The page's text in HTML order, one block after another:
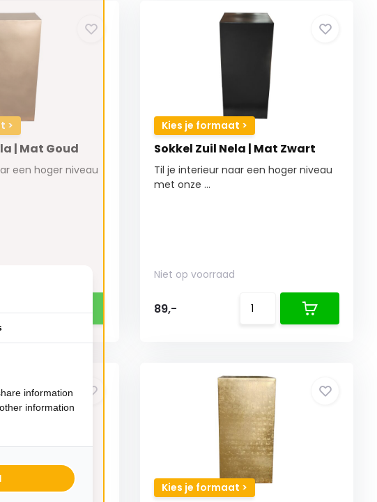
>
| Mat Goud
een hoger niveau
Kies je formaat >
Sokkel Zuil Nela | Mat Zwart
Til je interieur naar een hoger niveau
met onze ...
Niet op voorraad
89,-
Kies je formaat >
information
information